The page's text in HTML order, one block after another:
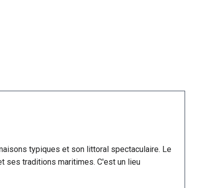
typiques et son littoral spectaculaire. Le
ses traditions maritimes. C'est un lieu